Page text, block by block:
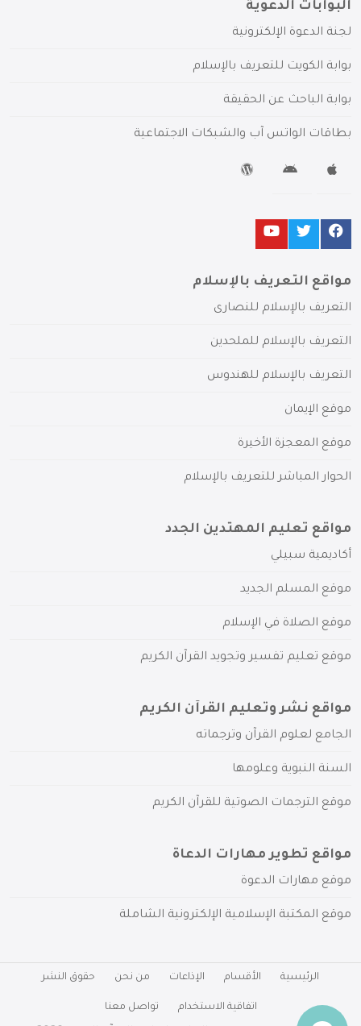
البوابات الدعوية
لجنة الدعوة الإلكترونية
بوابة الكويت للتعريف بالإسلام
بوابة الباحث عن الحقيقة
بطاقات الواتس آب والشبكات الاجتماعية
مواقع التعريف بالإسلام
التعريف بالإسلام للنصارى
التعريف بالإسلام للملحدين
التعريف بالإسلام للهندوس
موقع الإيمان
موقع المعجزة الأخيرة
الحوار المباشر للتعريف بالإسلام
مواقع تعليم المهتدين الجدد
أكاديمية سبيلي
موقع المسلم الجديد
موقع الصلاة في الإسلام
موقع تعليم تفسير وتجويد القرآن الكريم
مواقع نشر وتعليم القرآن الكريم
الجامع لعلوم القرآن وترجماته
السنة النبوية وعلومها
موقع الترجمات الصوتية للقرآن الكريم
مواقع تطوير مهارات الدعاة
موقع مهارات الدعوة
موقع المكتبة الإسلامية الإلكترونية الشاملة
الرئيسية الأقسام الإذاعات من نحن حقوق النشر
اتفاقية الاستخدام تواصل معنا